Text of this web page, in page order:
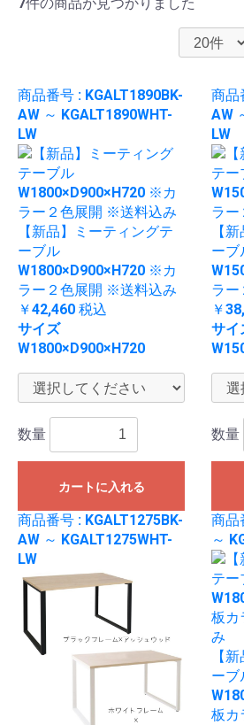
商品番号 : KGALT1890BK-
AW ～ KGALT1890WHT-
LW
【新品】ミーティングテ
ーブル
W1800×D900×H720 ※カ
ラー２色展開 ※送料込み
￥42,460 税込
サイズ
W1800×D900×H720
数量
カートに入れる
商品
AW
LW
【
ーブ
ラ
￥
サイ
数量
商品番号 : KGALT1275BK-
AW ～ KGALT1275WHT-
LW
商品
～
【
ーブ
板カ